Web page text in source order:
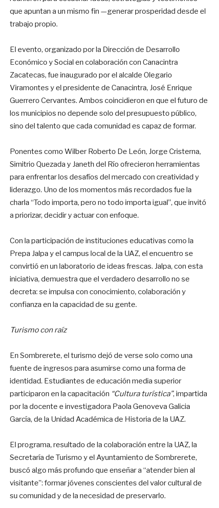
que apuntan a un mismo fin —generar prosperidad desde el
trabajo propio.
El evento, organizado por la Dirección de Desarrollo
Económico y Social en colaboración con Canacintra
Zacatecas, fue inaugurado por el alcalde Olegario
Viramontes y el presidente de Canacintra, José Enrique
Guerrero Cervantes. Ambos coincidieron en que el futuro de
los municipios no depende solo del presupuesto público,
sino del talento que cada comunidad es capaz de formar.
Ponentes como Wilber Roberto De León, Jorge Cristerna,
Simitrio Quezada y Janeth del Río ofrecieron herramientas
para enfrentar los desafíos del mercado con creatividad y
liderazgo. Uno de los momentos más recordados fue la
charla “Todo importa, pero no todo importa igual”, que invitó
a priorizar, decidir y actuar con enfoque.
Con la participación de instituciones educativas como la
Prepa Jalpa y el campus local de la UAZ, el encuentro se
convirtió en un laboratorio de ideas frescas. Jalpa, con esta
iniciativa, demuestra que el verdadero desarrollo no se
decreta: se impulsa con conocimiento, colaboración y
confianza en la capacidad de su gente.
Turismo con raíz
En Sombrerete, el turismo dejó de verse solo como una
fuente de ingresos para asumirse como una forma de
identidad. Estudiantes de educación media superior
participaron en la capacitación “Cultura turística”, impartida
por la docente e investigadora Paola Genoveva Galicia
García, de la Unidad Académica de Historia de la UAZ.
El programa, resultado de la colaboración entre la UAZ, la
Secretaría de Turismo y el Ayuntamiento de Sombrerete,
buscó algo más profundo que enseñar a “atender bien al
visitante”: formar jóvenes conscientes del valor cultural de
su comunidad y de la necesidad de preservarlo.